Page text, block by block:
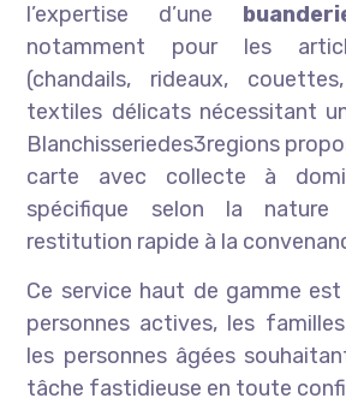
l’expertise d’une
notamment pour les
(chandails, rideaux,
textiles délicats nécessitant
Blanchisseriedes3regions
carte avec collecte à
spécifique selon la
restitution rapide à la
Ce service haut de gamme
personnes actives, les
les personnes âgées
tâche fastidieuse en toute